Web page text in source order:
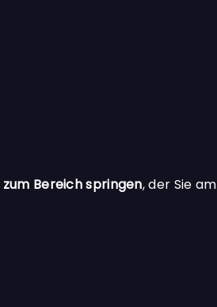
zum Bereich springen, der Sie am